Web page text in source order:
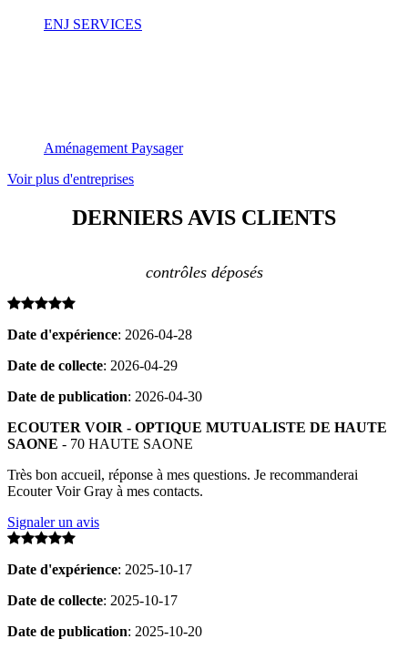
ENJ SERVICES
Aménagement Paysager
Voir plus d'entreprises
DERNIERS AVIS CLIENTS
contrôles déposés
Date d'expérience: 2026-04-28
Date de collecte: 2026-04-29
Date de publication: 2026-04-30
ECOUTER VOIR - OPTIQUE MUTUALISTE DE HAUTE
SAONE - 70 HAUTE SAONE
Très bon accueil, réponse à mes questions. Je recommanderai
Ecouter Voir Gray à mes contacts.
Signaler un avis
Date d'expérience: 2025-10-17
Date de collecte: 2025-10-17
Date de publication: 2025-10-20